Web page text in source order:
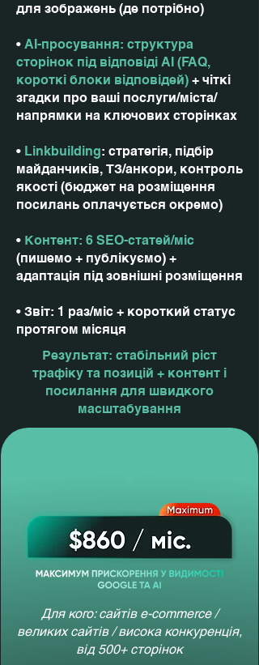
для зображень (де потрібно)
• AI-просування: структура
сторінок під відповіді AI (FAQ,
короткі блоки відповідей) + чіткі
згадки про ваші послуги/міста/
напрямки на ключових сторінках
• Linkbuilding: стратегія, підбір
майданчиків, ТЗ/анкори, контроль
якості (бюджет на розміщення
посилань оплачується окремо)
• Контент: 6 SEO-статей/міс
(пишемо + публікуємо) +
адаптація під зовнішні розміщення
• Звіт: 1 раз/міс + короткий статус
протягом місяця
Результат: стабільний ріст
трафіку та позицій + контент і
посилання для швидкого
масштабування
Для кого: сайтів e-commerce /
великих сайтів / висока конкуренція,
від 500+ сторінок